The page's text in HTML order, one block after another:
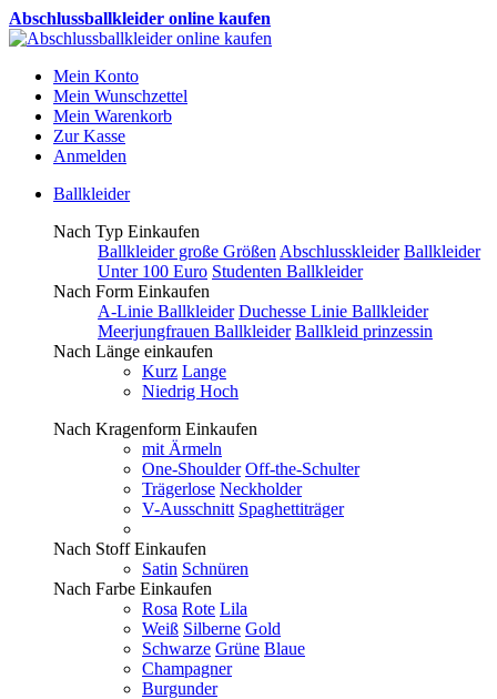
Abschlussballkleider online kaufen
Mein Konto
Mein Wunschzettel
Mein Warenkorb
Zur Kasse
Anmelden
Ballkleider
Nach Typ Einkaufen
Ballkleider große Größen Abschlusskleider Ballkleider
Unter 100 Euro Studenten Ballkleider
Nach Form Einkaufen
A-Linie Ballkleider Duchesse Linie Ballkleider
Meerjungfrauen Ballkleider Ballkleid prinzessin
Nach Länge einkaufen
Kurz Lange
Niedrig Hoch
Nach Kragenform Einkaufen
mit Ärmeln
One-Shoulder Off-the-Schulter
Trägerlose Neckholder
V-Ausschnitt Spaghettiträger
Nach Stoff Einkaufen
Satin Schnüren
Nach Farbe Einkaufen
Rosa Rote Lila
Weiß Silberne Gold
Schwarze Grüne Blaue
Champagner
Burgunder